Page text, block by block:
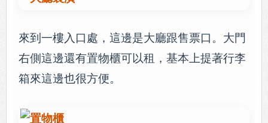
來到一樓入口處，這邊是大廳跟售票口。大門
右側這邊還有置物櫃可以租，基本上提著行李
箱來這邊也很方便。